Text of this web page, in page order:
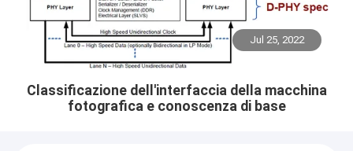
Jul 25, 2022
Classificazione dell'interfaccia della macchina
fotografica e conoscenza di base